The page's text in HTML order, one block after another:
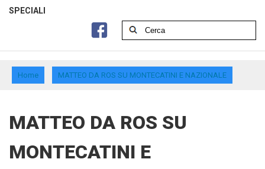
SPECIALI
Home MATTEO DA ROS SU MONTECATINI E NAZIONALE
MATTEO DA ROS SU
MONTECATINI E